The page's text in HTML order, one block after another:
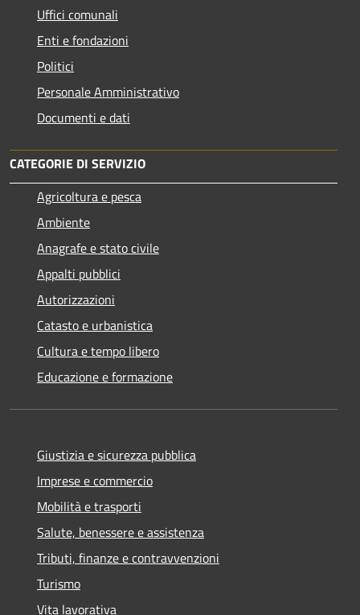
Uffici comunali
Enti e fondazioni
Politici
Personale Amministrativo
Documenti e dati
CATEGORIE DI SERVIZIO
Agricoltura e pesca
Ambiente
Anagrafe e stato civile
Appalti pubblici
Autorizzazioni
Catasto e urbanistica
Cultura e tempo libero
Educazione e formazione
Giustizia e sicurezza pubblica
Imprese e commercio
Mobilità e trasporti
Salute, benessere e assistenza
Tributi, finanze e contravvenzioni
Turismo
Vita lavorativa